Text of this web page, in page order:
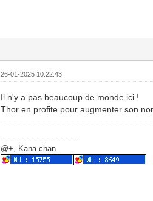
26-01-2025 10:22:43
Il n'y a pas beaucoup de monde ici !
Thor en profite pour augmenter son
--------------------------------
@+, Kana-chan.